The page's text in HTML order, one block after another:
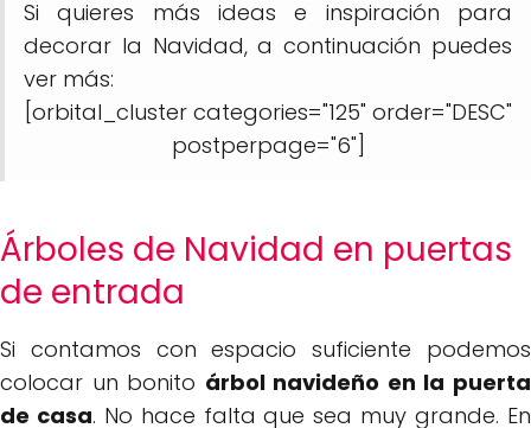
Si quieres más ideas e inspiración para
decorar la Navidad, a continuación puedes
ver más:
[orbital_cluster categories="125" order="DESC"
postperpage="6"]
Árboles de Navidad en puertas
de entrada
Si contamos con espacio suficiente podemos
colocar un bonito árbol navideño en la puerta
de casa. No hace falta que sea muy grande. En